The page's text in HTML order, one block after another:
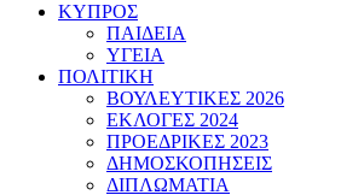
ΚΥΠΡΟΣ
ΠΑΙΔΕΙΑ
ΥΓΕΙΑ
ΠΟΛΙΤΙΚΗ
ΒΟΥΛΕΥΤΙΚΕΣ 2026
ΕΚΛΟΓΕΣ 2024
ΠΡΟΕΔΡΙΚΕΣ 2023
ΔΗΜΟΣΚΟΠΗΣΕΙΣ
ΔΙΠΛΩΜΑΤΙΑ